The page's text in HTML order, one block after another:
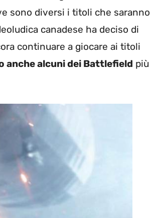
sono diversi i titoli che saranno
canadese ha deciso di
continuare a giocare ai titoli
alcuni dei Battlefield più